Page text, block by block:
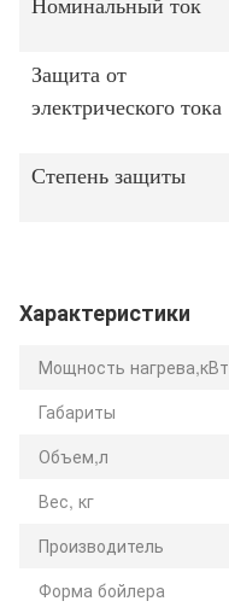
Номинальный ток
Защита от
электрического тока
Степень защиты
Характеристики
Мощность нагрева,кВт
Габариты
Объем,л
Вес, кг
Производитель
Форма бойлера